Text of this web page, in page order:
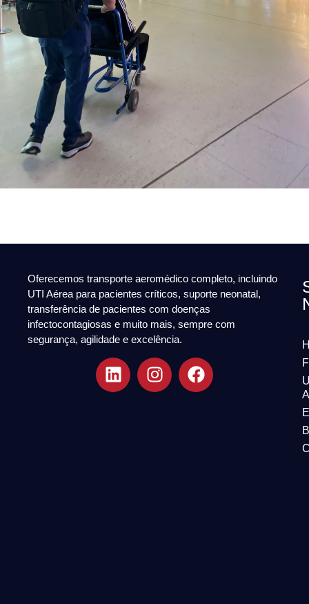
Oferecemos transporte aeromédico completo, incluindo
UTI Aérea para pacientes críticos, suporte neonatal,
transferência de pacientes com doenças
infectocontagiosas e muito mais, sempre com
segurança, agilidade e excelência.